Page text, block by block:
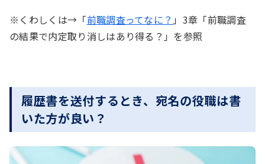
※くわしくは→「前職調査ってなに？ 」3章「前職調査
の結果で内定取り消しはあり得る？」を参照
履歴書を送付するとき、宛名の役職は書
いた方が良い？